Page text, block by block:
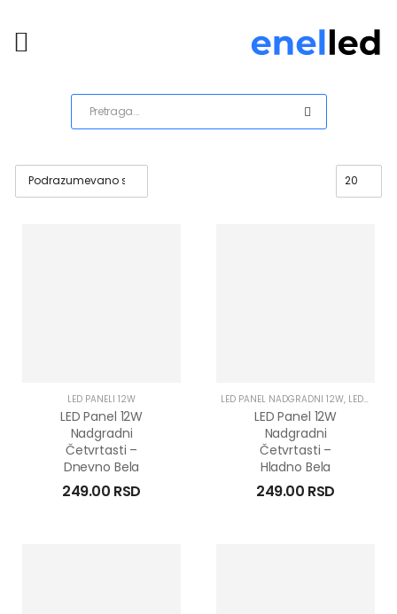
LED PANELI 12W
LED Panel 12W
Nadgradni
Četvrtasti –
Dnevno Bela
249.00 RSD
LED PANEL NADGRADNI 12W, LED PANELI 12W
LED Panel 12W
Nadgradni
Četvrtasti –
Hladno Bela
249.00 RSD